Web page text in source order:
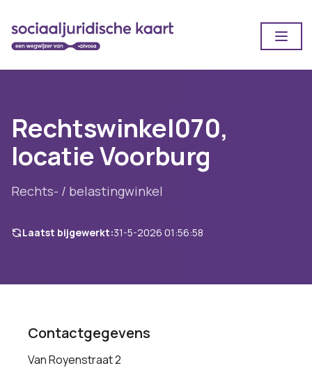
Rechtswinkel070,
locatie Voorburg
Rechts- / belastingwinkel
Laatst bijgewerkt:31-5-2026 01:56:58
Contactgegevens
Van Royenstraat 2